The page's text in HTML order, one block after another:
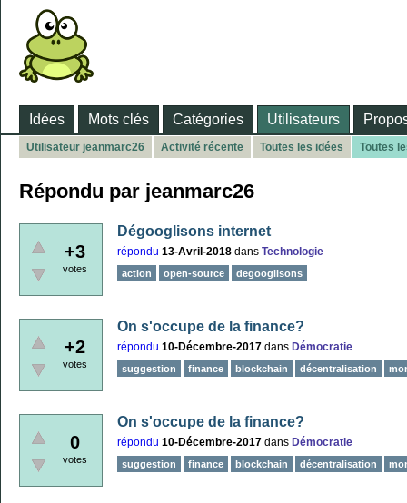
Idées Mots clés Catégories Utilisateurs
Utilisateur jeanmarc26 Activité récente Toutes les idées Toutes
Répondu par jeanmarc26
+3
votes
Dégooglisons internet
répondu 13-Avril-2018 dans Technologie
action open-source degooglisons
+2
votes
On s'occupe de la finance?
répondu 10-Décembre-2017 dans Démocratie
suggestion finance blockchain décentralisation
0
votes
On s'occupe de la finance?
répondu 10-Décembre-2017 dans Démocratie
suggestion finance blockchain décentralisation